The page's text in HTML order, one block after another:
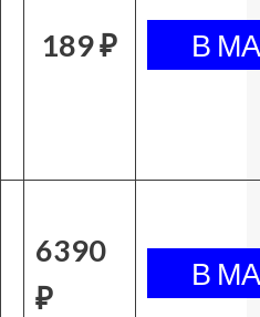
189 ₽
6390
₽